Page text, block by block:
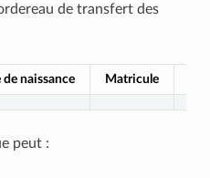
de transfert des
de naissance Matricule
peut :